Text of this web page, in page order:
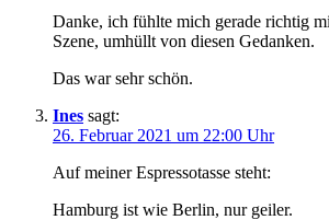
Danke, ich fühlte mich gerade richtig
Szene, umhüllt von diesen Gedanken.
Das war sehr schön.
Ines sagt:
26. Februar 2021 um 22:00 Uhr
Auf meiner Espressotasse steht:
Hamburg ist wie Berlin, nur geiler.